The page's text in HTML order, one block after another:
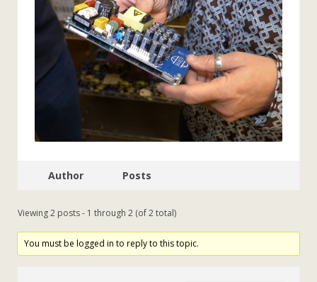
Author Posts
Viewing 2 posts - 1 through 2 (of 2 total)
You must be logged in to reply to this topic.